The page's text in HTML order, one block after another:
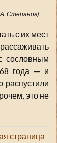
Степанов)
с их мест
сословным
года — и
распустили
это не
страница